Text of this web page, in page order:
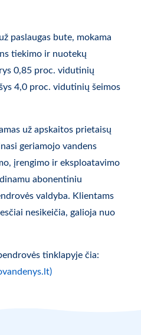
paslaugas bute, mokama
tiekimo ir nuotekų
0,85 proc. vidutinių
4,0 proc. vidutinių šeimos
už apskaitos prietaisų
geriamojo vandens
įrengimo ir eksploatavimo
abonentiniu
valdyba. Klientams
nesikeičia, galioja nuo
tinklapyje čia: